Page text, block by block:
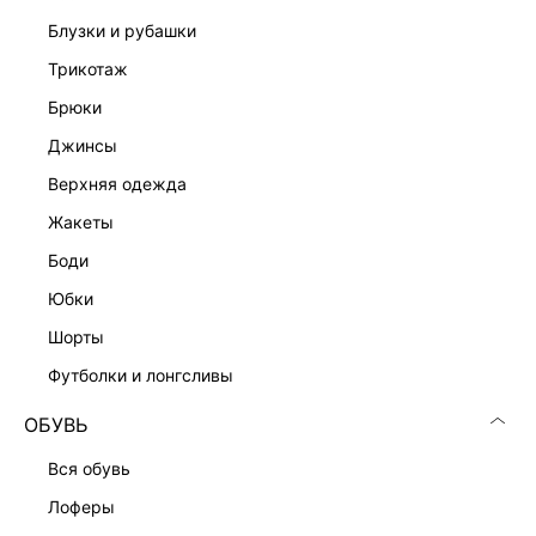
блузки и рубашки
трикотаж
брюки
джинсы
верхняя одежда
жакеты
боди
юбки
шорты
футболки и лонгсливы
ОБУВЬ
вся обувь
лоферы
КАТАЛОГ
КОМПАНИЯ
КЛИЕНТАМ
ЛИЧНЫЙ КАБИНЕТ